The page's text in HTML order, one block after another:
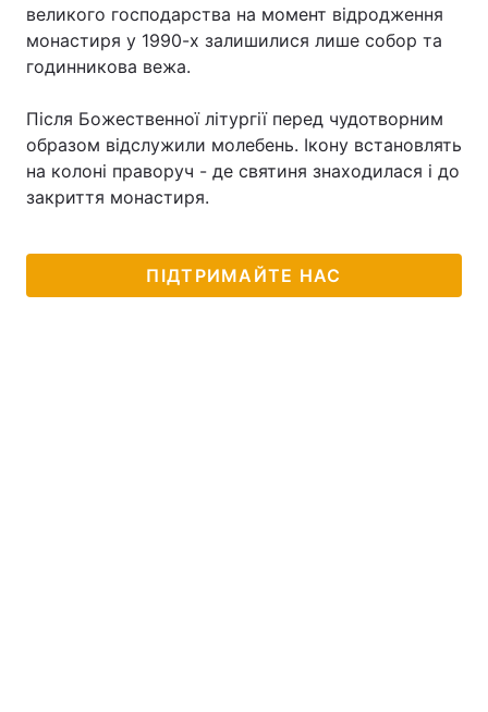
Тема оформлення
великого господарства на момент відродження
монастиря у 1990-х залишилися лише собор та
годинникова вежа.
Після Божественної літургії перед чудотворним
образом відслужили молебень. Ікону встановлять
на колоні праворуч - де святиня знаходилася і до
закриття монастиря.
ПІДТРИМАЙТЕ НАС